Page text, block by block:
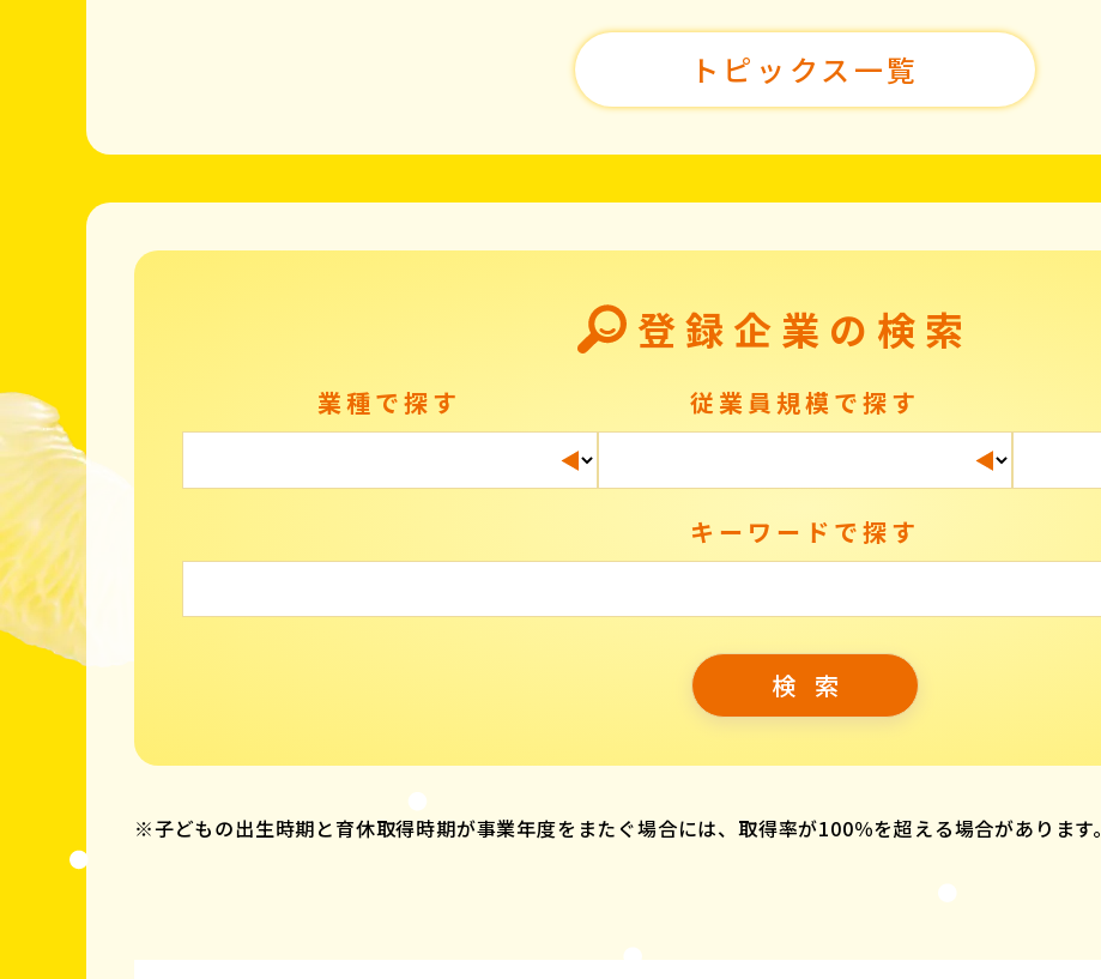
トピックス一覧
登録企業の検索
業種で探す 従業員規模で探す
キーワードで探す
※子どもの出生時期と育休取得時期が事業年度をまたぐ場合には、取得率が100％を超える場合があります。